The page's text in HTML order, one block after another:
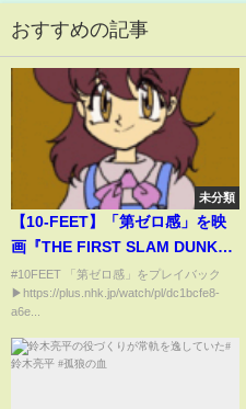
おすすめの記事
未分類
【10-FEET】「第ゼロ感」を映
画『THE FIRST SLAM DUNK』
と超スペシャルコラボ!【紅白】
｜NHK
#10FEET 「第ゼロ感」をプレイバック
▶https://plus.nhk.jp/watch/pl/dc1bcfe8-
a6e...